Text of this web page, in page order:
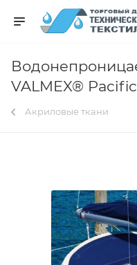
VALMEX®
Акриловые ткани